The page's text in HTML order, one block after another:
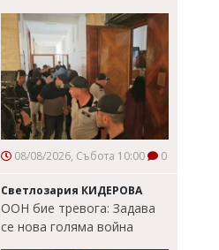
08/08/2026, Събота 10:00 0
Светлозария КИДЕРОВА
ООН бие тревога: Задава
се нова голяма война